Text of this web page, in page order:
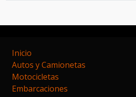
Inicio
Autos y Camionetas
Motocicletas
Embarcaciones